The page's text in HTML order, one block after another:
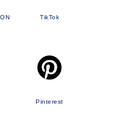
TikTok
Pinterest